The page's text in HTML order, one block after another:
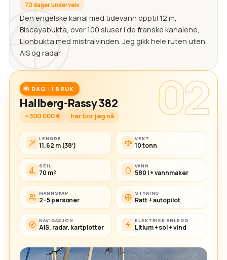
70 dager underveis
Den engelske kanal med tidevann opptil 12 m,
Biscayabukta, over 100 sluser i de franske kanalene,
Lionbukta med mistralvinden. Jeg gikk hele ruten uten
AIS og radar.
02
I DAG · I BRUK
Hallberg-Rassy 382
~300 000 € her bor jeg nå
LENGDE
11,62 m (38′)
VEKT
10 tonn
SEIL
70 m²
VANN
580 l + vannmaker
MANNSKAP
2–5 personer
STYRING
Ratt + autopilot
NAVIGASJON
AIS, radar, kartplotter
ELEKTRISK ANLEGG
Litium + sol + vind